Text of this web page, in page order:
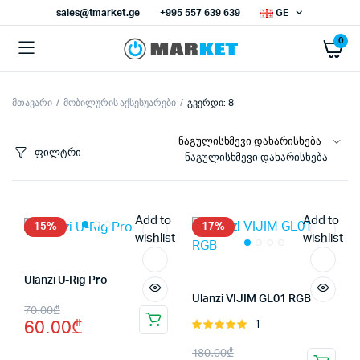
sales@tmarket.ge +995 557 639 639 GE
0
მთავარი მობილურის აქსესუარები გვერდი: 8
ფილტრი ნაგულისხმევი დახარისხება
15%
Add to
wishlist
Ulanzi U-Rig Pro
70.00₾
Original
price
60.00₾
Current
price
17%
Add to
wishlist
Ulanzi VIJIM GL01 RGB
შეფასება
დან
1
180.00₾
Original
Current